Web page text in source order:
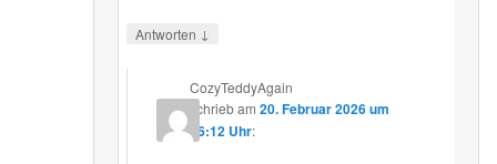
Antworten ↓
CozyTeddyAgain
schriebam20. Februar 2026 um
16:12 Uhr: